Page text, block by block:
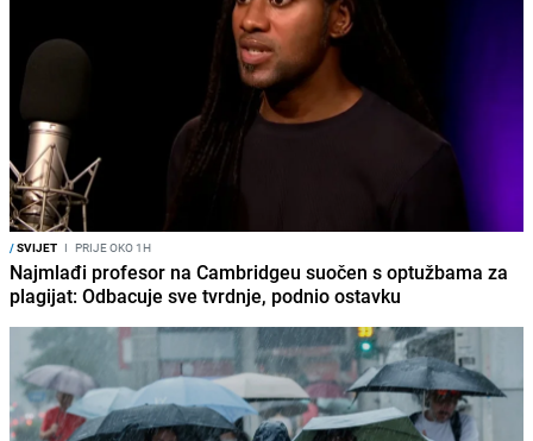
/SVIJET I PRIJE OKO 1H
Najmlađi profesor na Cambridgeu suočen s optužbama za
plagijat: Odbacuje sve tvrdnje, podnio ostavku